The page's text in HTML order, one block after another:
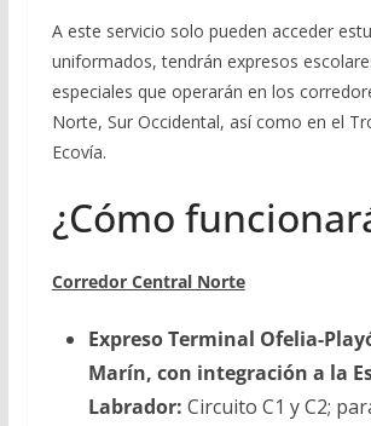
A este servicio solo pueden acceder
uniformados, tendrán expresos
especiales que operarán en los
Norte, Sur Occidental, así como en el
Ecovía.
¿Cómo
Corredor Central Norte
Expreso Terminal Ofelia-
Marín, con integración a la
Labrador: Circuito C1 y C2;